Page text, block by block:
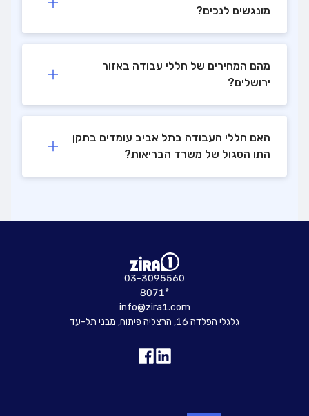
מונגשים לנכים?
מהם המחירים של חללי עבודה באזור
ירושלים?
האם חללי העבודה בתל אביב עומדים בתקן
התו הסגול של משרד הבריאות?
03-3095560
8071*
info@zira1.com
גלגלי הפלדה 16, הרצליה פיתוח, מבני תל-עד